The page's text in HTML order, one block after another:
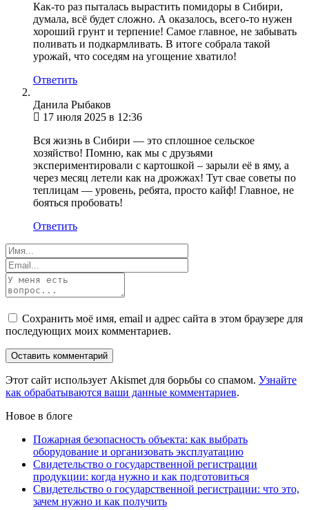
Как-то раз пыталась вырастить помидоры в Сибири,
думала, всё будет сложно. А оказалось, всего-то нужен
хороший грунт и терпение! Самое главное, не забывать
поливать и подкармливать. В итоге собрала такой
урожай, что соседям на угощение хватило!
Ответить
Данила Рыбаков
17 июля 2025 в 12:36
Вся жизнь в Сибири — это сплошное сельское
хозяйство! Помню, как мы с друзьями
экспериментировали с картошкой – зарыли её в яму, а
через месяц летели как на дрожжах! Тут свае советы по
теплицам — уровень, ребята, просто кайф! Главное, не
бояться пробовать!
Ответить
Сохранить моё имя, email и адрес сайта в этом браузере для
последующих моих комментариев.
Этот сайт использует Akismet для борьбы со спамом. Узнайте
как обрабатываются ваши данные комментариев.
Новое в блоге
Пожарная безопасность объекта: как выбрать
оборудование и организовать эксплуатацию
Свидетельство о государственной регистрации
продукции: когда нужно и как подготовиться
Свидетельство о государственной регистрации: что это,
зачем нужно и как получить